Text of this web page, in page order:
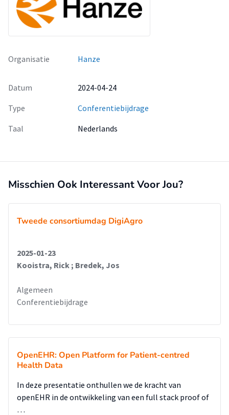
Organisatie Hanze
Datum
2024-04-24
Type
Conferentiebijdrage
Taal
Nederlands
Misschien Ook Interessant Voor Jou?
Tweede consortiumdag DigiAgro
2025-01-23
Kooistra, Rick ; Bredek, Jos
Algemeen
Conferentiebijdrage
OpenEHR: Open Platform for Patient-centred
Health Data
In deze presentatie onthullen we de kracht van
openEHR in de ontwikkeling van een full stack proof of
…